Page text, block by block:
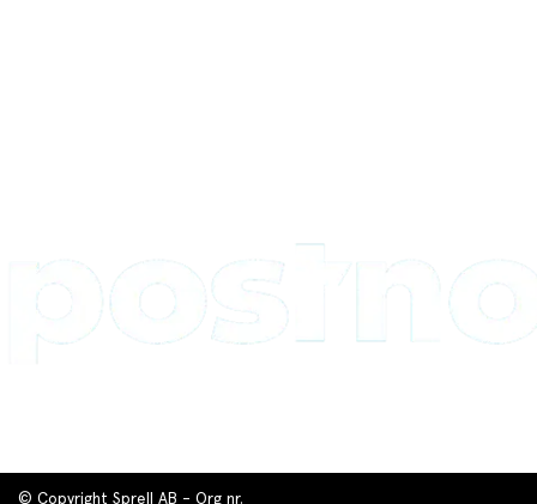
© Copyright Sprell AB - Org nr.